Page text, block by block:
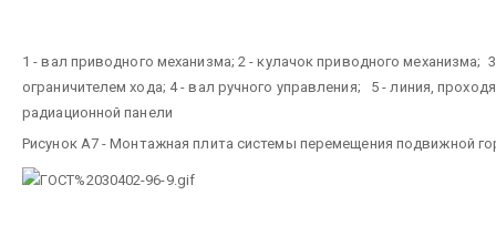
1 - вал приводного механизма; 2 - кулачок приводного механизма;
ограничителем хода; 4 - вал ручного управления; 5 - линия,
радиационной панели
Рисунок А7 - Монтажная плита системы перемещения подвижной